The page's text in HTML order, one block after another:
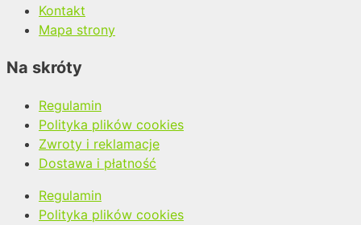
Kontakt
Mapa strony
Na skróty
Regulamin
Polityka plików cookies
Zwroty i reklamacje
Dostawa i płatność
Regulamin
Polityka plików cookies